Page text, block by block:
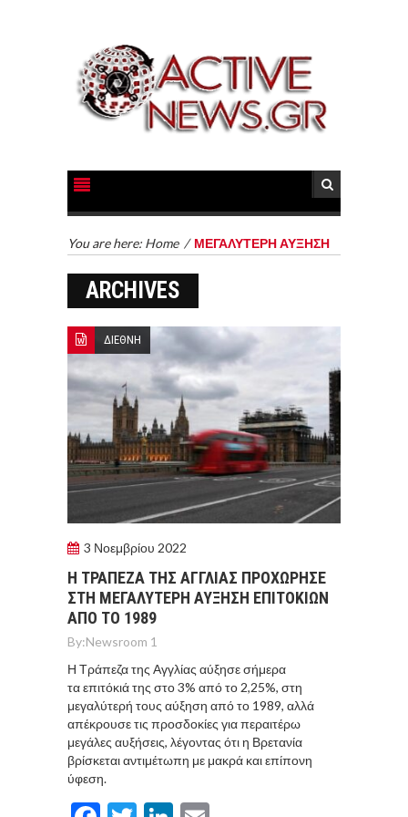
You are here: Home / ΜΕΓΑΛΥΤΕΡΗ ΑΥΞΗΣΗ
ARCHIVES
ΔΙΕΘΝΗ
3 Νοεμβρίου 2022
Η ΤΡΑΠΕΖΑ ΤΗΣ ΑΓΓΛΙΑΣ ΠΡΟΧΩΡΗΣΕ
ΣΤΗ ΜΕΓΑΛΥΤΕΡΗ ΑΥΞΗΣΗ ΕΠΙΤΟΚΙΩΝ
ΑΠΟ ΤΟ 1989
By:Newsroom 1
Η Τράπεζα της Αγγλίας αύξησε σήμερα
τα επιτόκιά της στο 3% από το 2,25%, στη
μεγαλύτερή τους αύξηση από το 1989, αλλά
απέκρουσε τις προσδοκίες για περαιτέρω
μεγάλες αυξήσεις, λέγοντας ότι η Βρετανία
βρίσκεται αντιμέτωπη με μακρά και επίπονη
ύφεση.